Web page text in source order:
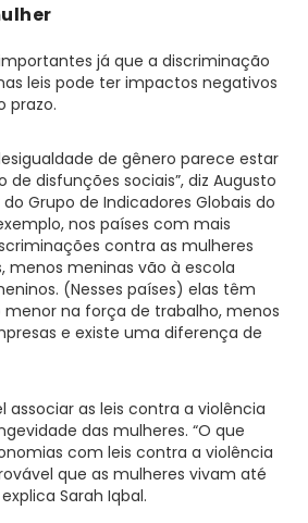
já que a discriminação
leis pode ter impactos negativos
prazo.
de gênero parece estar
disfunções sociais”, diz Augusto
Grupo de Indicadores Globais do
nos países com mais
contra as mulheres
menos meninas vão à escola
(Nesses países) elas têm
na força de trabalho, menos
e existe uma diferença de
associar as leis contra a violência
das mulheres. “O que
com leis contra a violência
que as mulheres vivam até
Sarah Iqbal.